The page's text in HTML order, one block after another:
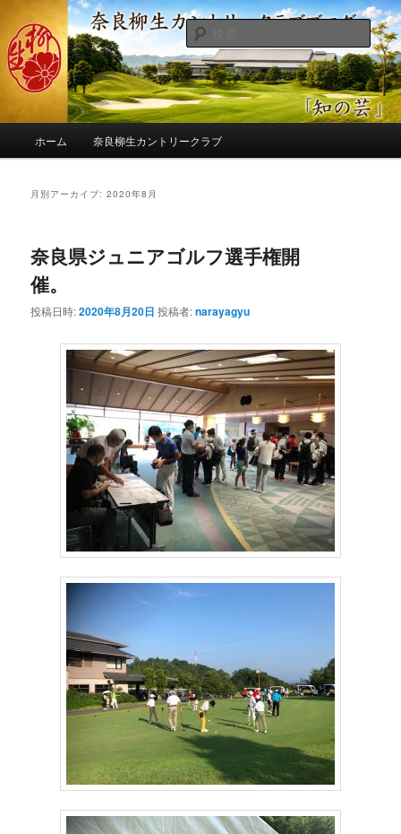
ン
コ
ン
へ
コ
ン
ツ
移
奈良柳生カントリークラブ総支配人
ブログ
季節の話題、クラブの出来事、コースの改修・更新作業、ゴルフに関する随
筆、喜怒哀楽などを気まぐれに発信します。
検
索
ホーム 奈良柳生カントリークラブ
月別アーカイブ:2020年8月
奈良県ジュニアゴルフ選手権開
催。
投稿日時:2020年8月20日 投稿者:narayagyu